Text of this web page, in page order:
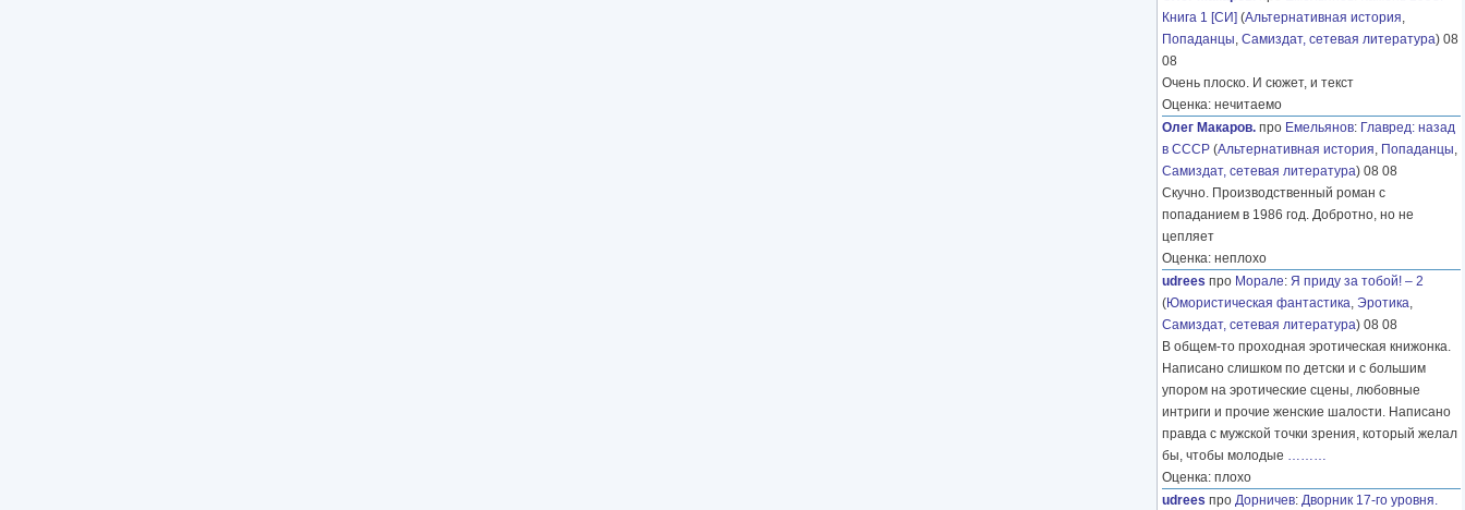
Книга 1 [СИ] (Альтернативная история,
Попаданцы, Самиздат, сетевая литература) 08
08
Очень плоско. И сюжет, и текст
Оценка: нечитаемо
Олег Макаров. про Емельянов: Главред: назад
в СССР (Альтернативная история, Попаданцы,
Самиздат, сетевая литература) 08 08
Скучно. Производственный роман с
попаданием в 1986 год. Добротно, но не
цепляет
Оценка: неплохо
udrees про Морале: Я приду за тобой! – 2
(Юмористическая фантастика, Эротика,
Самиздат, сетевая литература) 08 08
В общем-то проходная эротическая книжонка.
Написано слишком по детски и с большим
упором на эротические сцены, любовные
интриги и прочие женские шалости. Написано
правда с мужской точки зрения, который желал
бы, чтобы молодые ………
Оценка: плохо
udrees про Дорничев: Дворник 17-го уровня.